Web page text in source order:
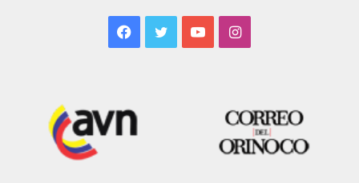
Facebook
TwitterYouTubeInstagram